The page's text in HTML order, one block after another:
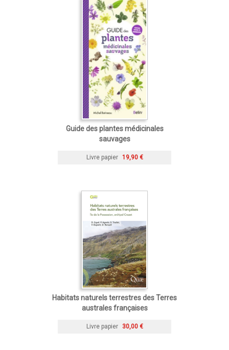
Guide des plantes médicinales
sauvages
Livre papier 19,90 €
Habitats naturels terrestres des Terres
australes françaises
Livre papier 30,00 €